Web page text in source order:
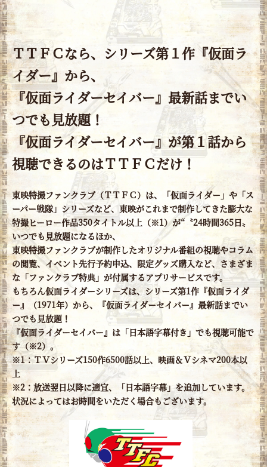
ＴＴＦＣなら、シリーズ第１作『仮面ラ
イダー』から、
『仮面ライダーセイバー』最新話までい
つでも見放題！
『仮面ライダーセイバー』が第１話から
視聴できるのはＴＴＦＣだけ！
東映特撮ファンクラブ（ＴＴＦＣ）は、「仮面ライダー」や「ス
ーパー戦隊」シリーズなど、東映がこれまで制作してきた膨大な
特撮ヒーロー作品350タイトル以上（※1）が“〝24時間365日〟
いつでも見放題になるほか、
東映特撮ファンクラブが制作したオリジナル番組の視聴やコラム
の閲覧、イベント先行予約申込、限定グッズ購入など、さまざま
な「ファンクラブ特典」が付属するアプリサービスです。
もちろん仮面ライダーシリーズは、シリーズ第1作『仮面ライダ
ー』（1971年）から、『仮面ライダーセイバー』最新話までい
つでも見放題！
『仮面ライダーセイバー』は「日本語字幕付き」でも視聴可能で
す（※2）。
※1：ＴＶシリーズ150作6500話以上、映画＆Ｖシネマ200本以
上
※2：放送翌日以降に適宜、「日本語字幕」を追加しています。
状況によってはお時間をいただく場合もございます。